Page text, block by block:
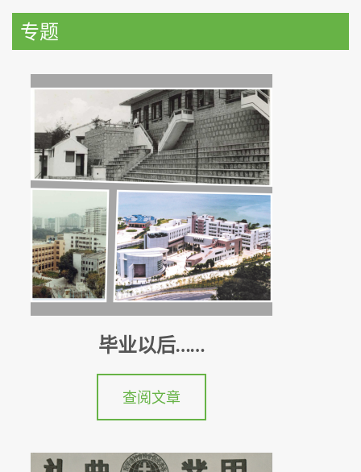
专题
毕业以后……
查阅文章